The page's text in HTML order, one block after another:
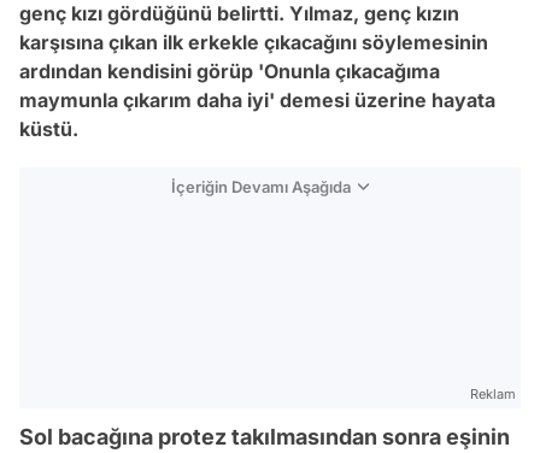
genç kızı gördüğünü belirtti. Yılmaz, genç kızın
karşısına çıkan ilk erkekle çıkacağını söylemesinin
ardından kendisini görüp 'Onunla çıkacağıma
maymunla çıkarım daha iyi' demesi üzerine hayata
küstü.
İçeriğin Devamı Aşağıda
Reklam
Sol bacağına protez takılmasından sonra eşinin